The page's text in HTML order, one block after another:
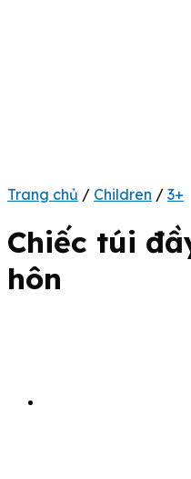
Trang chủ / Children / 3+
Chiếc túi
hôn